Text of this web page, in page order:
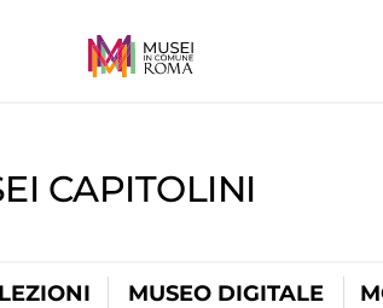
CAPITOLINI
MUSEO DIGITALE